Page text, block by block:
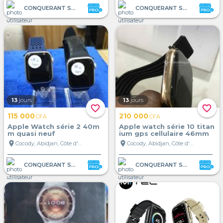
CONQUERANT STORE CONQUERANT STORE
favorite_border
13 jours
115 000CFA
Apple Watch série 2 40m
m quasi neuf
location_on
Cocody, Abidjan, Côte d'Ivoire
CONQUERANT STORE
favorite_border
13 jours
210 000CFA
Apple watch série 10 titan
ium gps cellulaire 46mm
location_on
Cocody, Abidjan, Côte d'Ivoire
CONQUERANT STORE